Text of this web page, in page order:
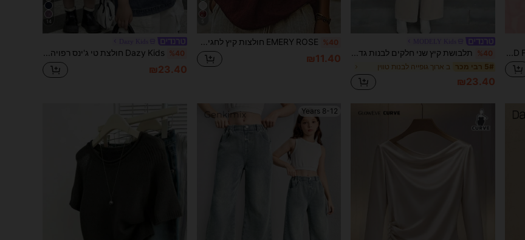
%40
5# רבי מכר ב ארוך גופייה לבנות טווין
₪23.40
%40
₪11.40
14
%40
₪23.40
8-12 Years